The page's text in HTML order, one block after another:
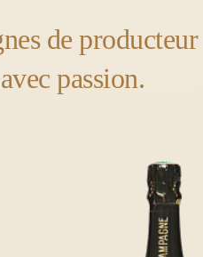
de producteur
passion.